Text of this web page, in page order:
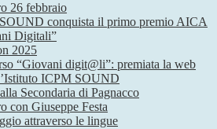
26 febbraio
conquista il primo premio AICA
Digitali”
2025
“Giovani digit@li”: premiata la web
ICPM SOUND
Secondaria di Pagnacco
con Giuseppe Festa
attraverso le lingue